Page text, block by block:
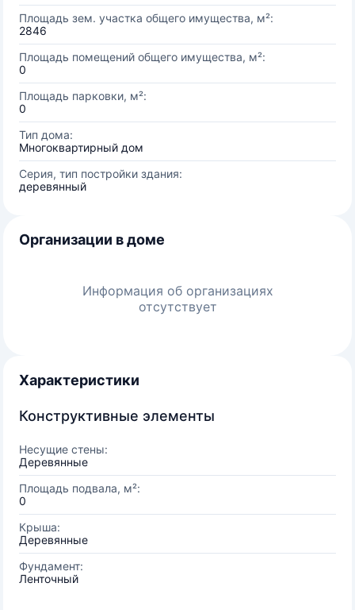
Площадь зем. участка общего имущества, м²:
2846
Площадь помещений общего имущества, м²:
0
Площадь парковки, м²:
0
Тип дома:
Многоквартирный дом
Серия, тип постройки здания:
деревянный
Организации в доме
Информация об организациях
отсутствует
Характеристики
Конструктивные элементы
Несущие стены:
Деревянные
Площадь подвала, м²:
0
Крыша:
Деревянные
Фундамент:
Ленточный